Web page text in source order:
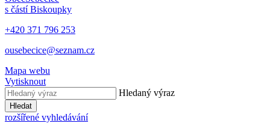
s částí Biskoupky
+420 371 796 253
ousebecice@seznam.cz
Mapa webu
Vytisknout
Hledaný výraz
Hledat
rozšířené vyhledávání